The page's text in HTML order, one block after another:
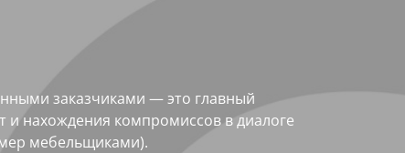
заказчиками — это главный
и нахождения компромиссов в диалоге
мебельщиками).